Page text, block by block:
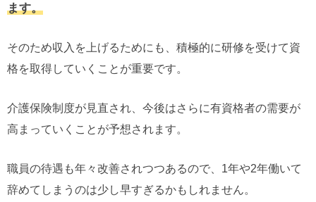
ます。
そのため収入を上げるためにも、積極的に研修を受けて資
格を取得していくことが重要です。
介護保険制度が見直され、今後はさらに有資格者の需要が
高まっていくことが予想されます。
職員の待遇も年々改善されつつあるので、1年や2年働いて
辞めてしまうのは少し早すぎるかもしれません。